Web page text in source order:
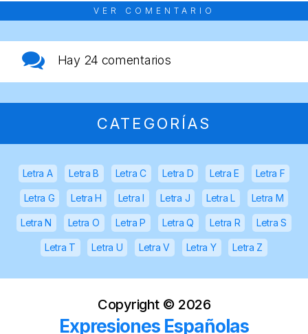
VER COMENTARIO
Hay 24 comentarios
CATEGORÍAS
Letra A Letra B Letra C Letra D Letra E Letra F
Letra G Letra H Letra I Letra J Letra L Letra M
Letra N Letra O Letra P Letra Q Letra R Letra S
Letra T Letra U Letra V Letra Y Letra Z
Copyright © 2026
Expresiones Españolas